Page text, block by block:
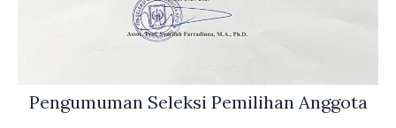
Pengumuman Seleksi Pemilihan Anggota